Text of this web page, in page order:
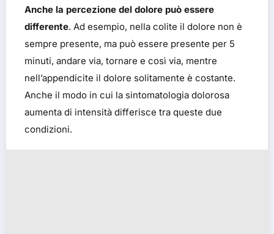
Anche la percezione del dolore può essere
differente. Ad esempio, nella colite il dolore non è
sempre presente, ma può essere presente per 5
minuti, andare via, tornare e così via, mentre
nell’appendicite il dolore solitamente è costante.
Anche il modo in cui la sintomatologia dolorosa
aumenta di intensità differisce tra queste due
condizioni.